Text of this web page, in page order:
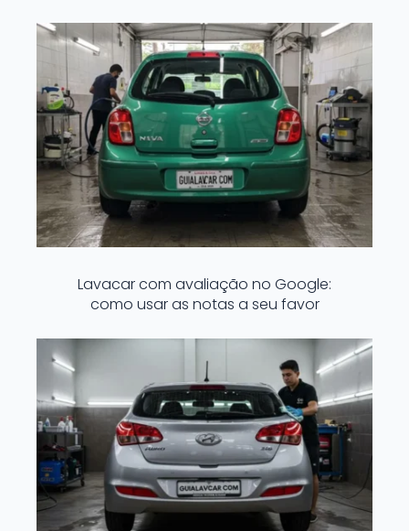
Lavacar com avaliação no Google:
como usar as notas a seu favor